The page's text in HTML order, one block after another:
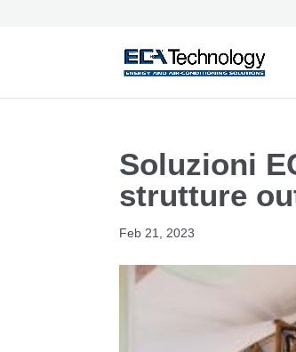
Soluzioni
strutture
Feb 21, 2023